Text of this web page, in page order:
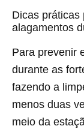
Dicas práticas
alagamentos
Para prevenir
durante as
fazendo a
menos duas
meio da